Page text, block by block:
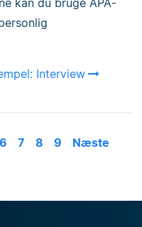
Interview
6 7 8 9 Næste